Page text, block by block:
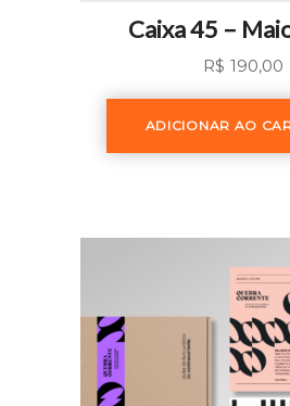
Caixa 45 –
R$ 190,00
ADICIONAR AO